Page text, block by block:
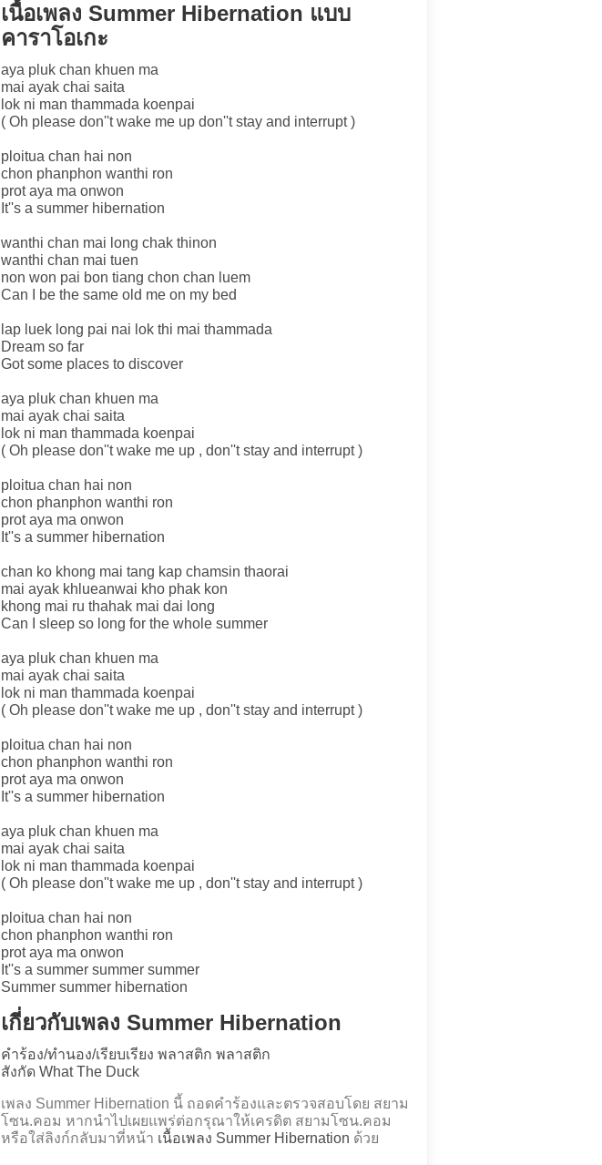
เนื้อเพลง Summer Hibernation แบบ
คาราโอเกะ
aya pluk chan khuen ma
mai ayak chai saita
lok ni man thammada koenpai
( Oh please don''t wake me up don''t stay and interrupt )
ploitua chan hai non
chon phanphon wanthi ron
prot aya ma onwon
It''s a summer hibernation
wanthi chan mai long chak thinon
wanthi chan mai tuen
non won pai bon tiang chon chan luem
Can I be the same old me on my bed
lap luek long pai nai lok thi mai thammada
Dream so far
Got some places to discover
aya pluk chan khuen ma
mai ayak chai saita
lok ni man thammada koenpai
( Oh please don''t wake me up , don''t stay and interrupt )
ploitua chan hai non
chon phanphon wanthi ron
prot aya ma onwon
It''s a summer hibernation
chan ko khong mai tang kap chamsin thaorai
mai ayak khlueanwai kho phak kon
khong mai ru thahak mai dai long
Can I sleep so long for the whole summer
aya pluk chan khuen ma
mai ayak chai saita
lok ni man thammada koenpai
( Oh please don''t wake me up , don''t stay and interrupt )
ploitua chan hai non
chon phanphon wanthi ron
prot aya ma onwon
It''s a summer hibernation
aya pluk chan khuen ma
mai ayak chai saita
lok ni man thammada koenpai
( Oh please don''t wake me up , don''t stay and interrupt )
ploitua chan hai non
chon phanphon wanthi ron
prot aya ma onwon
It''s a summer summer summer
Summer summer hibernation
เกี่ยวกับเพลง Summer Hibernation
คำร้อง/ทำนอง/เรียบเรียง พลาสติก พลาสติก
สังกัด What The Duck
เพลง Summer Hibernation นี้ ถอดคำร้องและตรวจสอบโดย สยาม
โซน.คอม หากนำไปเผยแพร่ต่อกรุณาให้เครดิต สยามโซน.คอม
หรือใส่ลิงก์กลับมาที่หน้า เนื้อเพลง Summer Hibernation ด้วย